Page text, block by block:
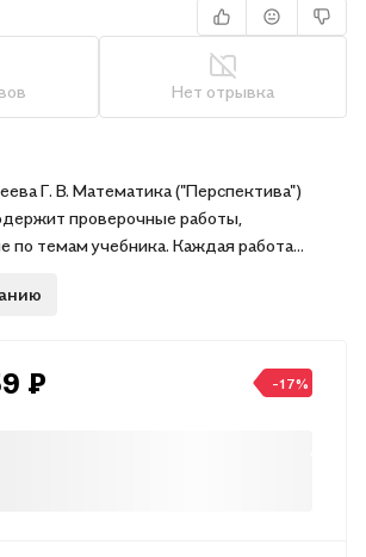
Нет отрывка
Г. В. Математика ("Перспектива")
проверочные работы,
по темам учебника. Каждая работа
— более сложный
₽ -17%